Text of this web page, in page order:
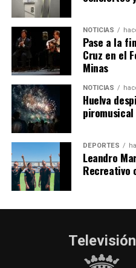
2026
hace 6 días· Huelvatv
NOTICIAS
Pase a la
Cruz en el
Minas
NOTICIAS
Huelva
DEPORTES
Leandro
Recreativo